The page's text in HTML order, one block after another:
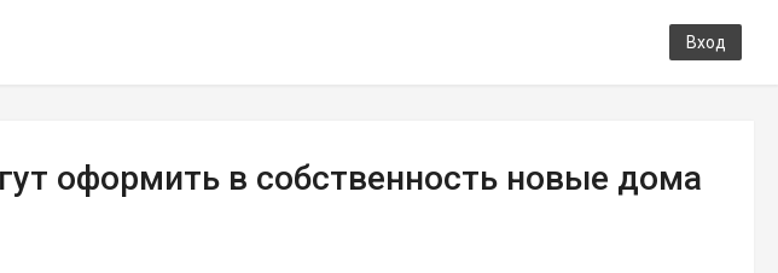
Вход
оформить в собственность новые дома